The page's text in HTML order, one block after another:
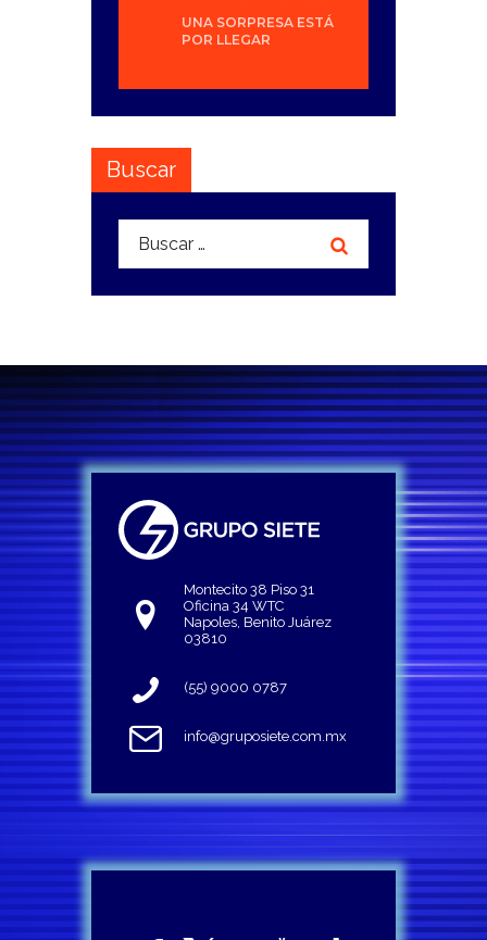
UNA SORPRESA ESTÁ
POR LLEGAR
Buscar
Buscar:
Montecito 38 Piso 31
Oficina 34 WTC
Napoles, Benito Juárez
03810
(55) 9000 0787
info@gruposiete.com.mx